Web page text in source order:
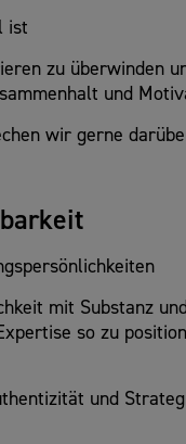
ist
zu überwinden
und
wir gerne
mit Substanz
so zu
und